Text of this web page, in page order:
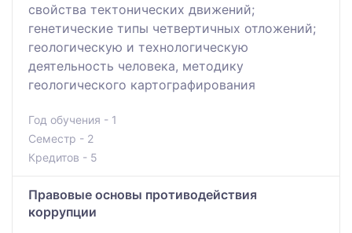
свойства тектонических движений;
генетические типы четвертичных отложений;
геологическую и технологическую
деятельность человека, методику
геологического картографирования
Год обучения - 1
Семестр - 2
Кредитов - 5
Правовые основы противодействия
коррупции